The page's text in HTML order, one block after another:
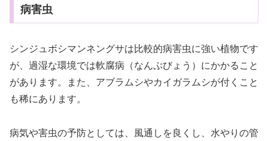
病害虫
シンジュボシマンネングサは比較的病害虫に強い植物です
が、過湿な環境では軟腐病（なんぷびょう）にかかること
があります。また、アブラムシやカイガラムシが付くこと
も稀にあります。
病気や害虫の予防としては、風通しを良くし、水やりの管